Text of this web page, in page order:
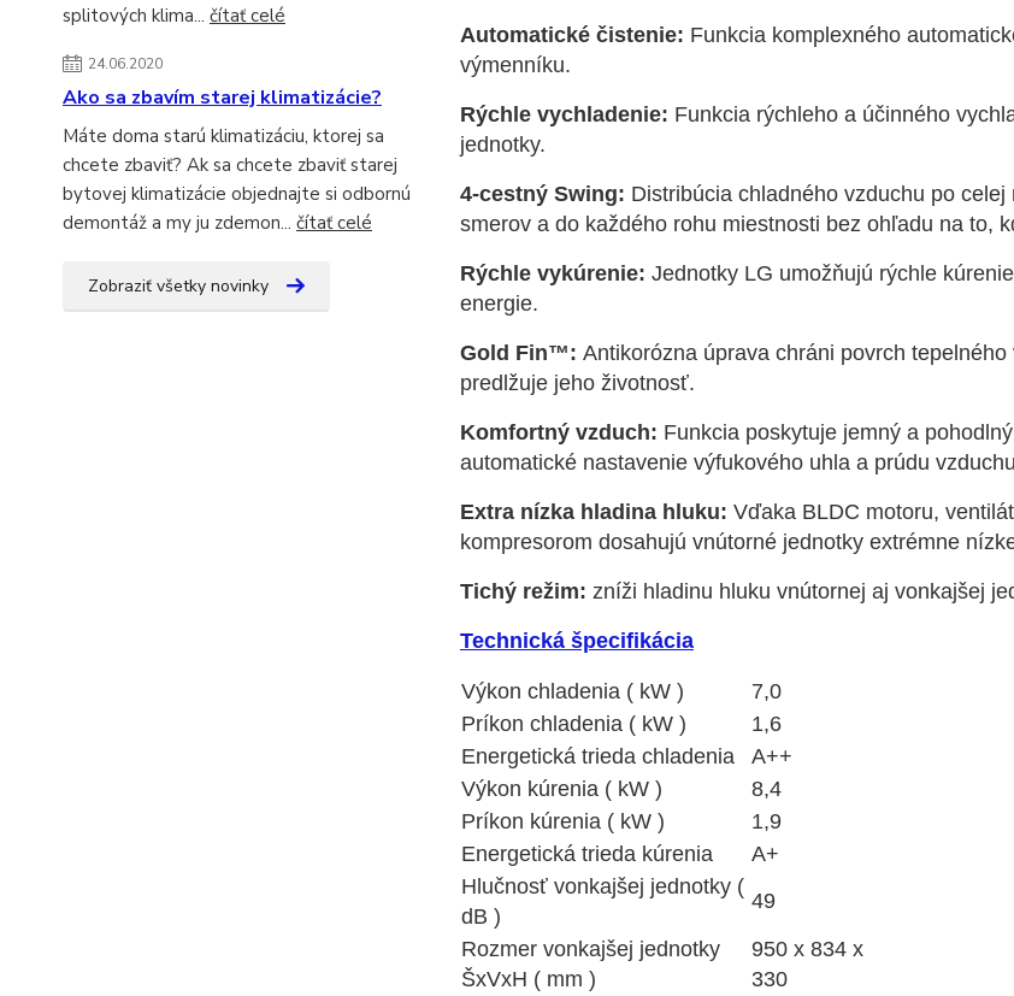
splitových klima... čítať celé
24.06.2020
Ako sa zbavím starej klimatizácie?
Máte doma starú klimatizáciu, ktorej sa
chcete zbaviť? Ak sa chcete zbaviť starej
bytovej klimatizácie objednajte si odbornú
demontáž a my ju zdemon... čítať celé
Zobraziť všetky novinky
Automatické čistenie: Funkcia komplexného
výmenníku.
Rýchle vychladenie: Funkcia rýchleho a účinného
jednotky.
4-cestný Swing: Distribúcia chladného vzduchu po
smerov a do každého rohu miestnosti bez ohľadu na to,
Rýchle vykúrenie: Jednotky LG umožňujú rýchle
energie.
Gold Fin™: Antikorózna úprava chráni povrch
predlžuje jeho životnosť.
Komfortný vzduch: Funkcia poskytuje jemný a
automatické nastavenie výfukového uhla a prúdu
Extra nízka hladina hluku: Vďaka BLDC motoru,
kompresorom dosahujú vnútorné jednotky extrémne
Tichý režim: zníži hladinu hluku vnútornej aj vonkajšej
Technická špecifikácia
Výkon chladenia ( kW )
7,0
Príkon chladenia ( kW )
1,6
Energetická trieda chladenia
A++
Výkon kúrenia ( kW )
8,4
Príkon kúrenia ( kW )
1,9
Energetická trieda kúrenia
A+
Hlučnosť vonkajšej jednotky (
dB )
49
Rozmer vonkajšej jednotky
ŠxVxH ( mm )
950 x 834 x
330